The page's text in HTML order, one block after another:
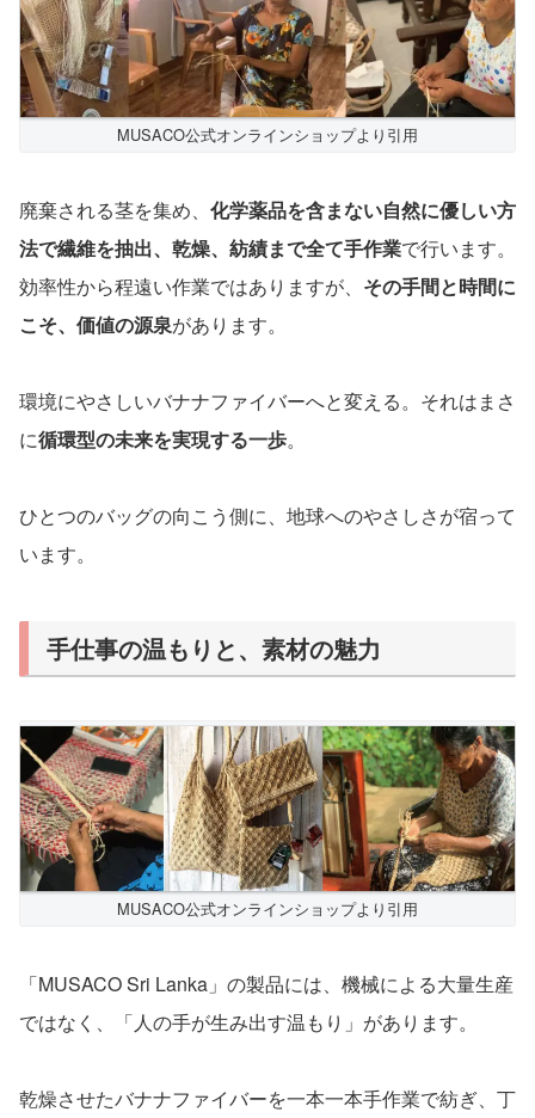
MUSACO公式オンラインショップより引用
廃棄される茎を集め、 化学薬品を含まない自然に優しい方
法で繊維を抽出、乾燥、紡績まで全て手作業で行います。
効率性から程遠い作業ではありますが、 その手間と時間に
こそ、価値の源泉があります。
環境にやさしいバナナファイバーへと変える。それはまさ
に循環型の未来を実現する一歩。
ひとつのバッグの向こう側に、地球へのやさしさが宿って
います。
手仕事の温もりと、素材の魅力
MUSACO公式オンラインショップより引用
「MUSACO Sri Lanka」の製品には、機械による大量生産
ではなく、「人の手が生み出す温もり」があります。
乾燥させたバナナファイバーを一本一本手作業で紡ぎ、丁